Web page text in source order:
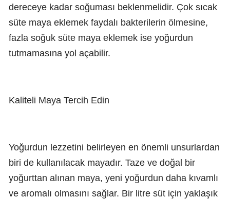
dereceye kadar soğuması beklenmelidir. Çok sıcak
süte maya eklemek faydalı bakterilerin ölmesine,
fazla soğuk süte maya eklemek ise yoğurdun
tutmamasına yol açabilir.
Kaliteli Maya Tercih Edin
Yoğurdun lezzetini belirleyen en önemli unsurlardan
biri de kullanılacak mayadır. Taze ve doğal bir
yoğurttan alınan maya, yeni yoğurdun daha kıvamlı
ve aromalı olmasını sağlar. Bir litre süt için yaklaşık